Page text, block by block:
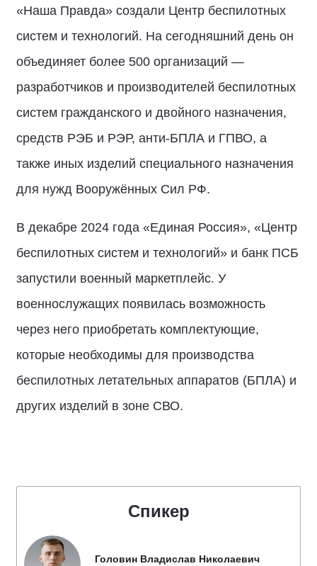
«Наша Правда» создали Центр беспилотных
систем и технологий. На сегодняшний день он
объединяет более 500 организаций —
разработчиков и производителей беспилотных
систем гражданского и двойного назначения,
средств РЭБ и РЭР, анти-БПЛА и ГПВО, а
также иных изделий специального назначения
для нужд Вооружённых Сил РФ.
В декабре 2024 года «Единая Россия», «Центр
беспилотных систем и технологий» и банк ПСБ
запустили военный маркетплейс. У
военнослужащих появилась возможность
через него приобретать комплектующие,
которые необходимы для производства
беспилотных летательных аппаратов (БПЛА) и
других изделий в зоне СВО.
Спикер
Головин Владислав Николаевич